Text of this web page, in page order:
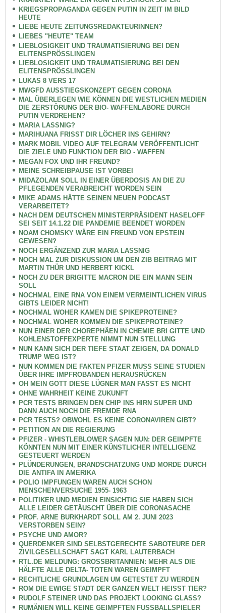
KRIEGSPROPAGANDA GEGEN PUTIN IN ZEIT IM BILD
HEUTE
LIEBE HEUTE ZEITUNGSREDAKTEURINNEN?
LIEBES "HEUTE" TEAM
LIEBLOSIGKEIT UND TRAUMATISIERUNG BEI DEN
ELITENSPRÖSSLINGEN
LIEBLOSIGKEIT UND TRAUMATISIERUNG BEI DEN
ELITENSPRÖSSLINGEN
LUKAS 8 VERS 17
MWGFD AUSSTIEGSKONZEPT GEGEN CORONA
MAL ÜBERLEGEN WIE KÖNNEN DIE WESTLICHEN MEDIEN
DIE ZERSTÖRUNG DER BIO- WAFFENLABORE DURCH
PUTIN VERDREHEN?
MARIA LASSNIG?
MARIHUANA FRISST DIR LÖCHER INS GEHIRN?
MARK MOBIL VIDEO AUF TELEGRAM VERÖFFENTLICHT
DIE ZIELE UND FUNKTION DER BIO - WAFFEN
MEGAN FOX UND IHR FREUND?
MEINE SCHREIBPAUSE IST VORBEI
MIDAZOLAM SOLL IN EINER ÜBERDOSIS AN DIE ZU
PFLEGENDEN VERABREICHT WORDEN SEIN
MIKE ADAMS HÄTTE SEINEN NEUEN PODCAST
VERARBEITET?
NACH DEM DEUTSCHEN MINISTERPRÄSIDENT HASELOFF
SEI SEIT 14.1.22 DIE PANDEMIE BEENDET WORDEN
NOAM CHOMSKY WÄRE EIN FREUND VON EPSTEIN
GEWESEN?
NOCH ERGÄNZEND ZUR MARIA LASSNIG
NOCH MAL ZUR DISKUSSION UM DEN ZIB BEITRAG MIT
MARTIN THÜR UND HERBERT KICKL
NOCH ZU DER BRIGITTE MACRON DIE EIN MANN SEIN
SOLL
NOCHMAL EINE RNA VON EINEM VERMEINTLICHEN VIRUS
GIBTS LEIDER NICHT!
NOCHMAL WOHER KAMEN DIE SPIKEPROTEINE?
NOCHMAL WOHER KOMMEN DIE SPIKEPROTEINE?
NUN EINER DER CHOREPHÄEN IN CHEMIE BRI GITTE UND
KOHLENSTOFFEXPERTE NIMMT NUN STELLUNG
NUN KANN SICH DER TIEFE STAAT ZEIGEN, DA DONALD
TRUMP WEG IST?
NUN KOMMEN DIE FAKTEN PFIZER MUSS SEINE STUDIEN
ÜBER IHRE IMPFROBANDEN HERAUSRÜCKEN
OH MEIN GOTT DIESE LÜGNER MAN FASST ES NICHT
OHNE WAHRHEIT KEINE ZUKUNFT
PCR TESTS BRINGEN DEN CHIP INS HIRN SUPER UND
DANN AUCH NOCH DIE FREMDE RNA
PCR TESTS? OBWOHL ES KEINE CORONAVIREN GIBT?
PETITION AN DIE REGIERUNG
PFIZER - WHISTLEBLOWER SAGEN NUN: DER GEIMPFTE
KÖNNTEN NUN MIT EINER KÜNSTLICHER INTELLIGENZ
GESTEUERT WERDEN
PLÜNDERUNGEN, BRANDSCHATZUNG UND MORDE DURCH
DIE ANTIFA IN AMERIKA
POLIO IMPFUNGEN WAREN AUCH SCHON
MENSCHENVERSUCHE 1955- 1963
POLITIKER UND MEDIEN EINSICHTIG SIE HABEN SICH
ALLE LEIDER GETÄUSCHT ÜBER DIE CORONASACHE
PROF. ARNE BURKHARDT SOLL AM 2. JUNI 2023
VERSTORBEN SEIN?
PSYCHE UND AMOR?
QUERDENKER SIND SELBSTGERECHTE SABOTEURE DER
ZIVILGESELLSCHAFT SAGT KARL LAUTERBACH
RTL.DE MELDUNG: GROSSBRITANNIEN: MEHR ALS DIE
HÄLFTE ALLE DELTA- TOTEN WAREN GEIMPFT
RECHTLICHE GRUNDLAGEN UM GETESTET ZU WERDEN
ROM DIE EWIGE STADT DER GANZEN WELT HEISST TIER?
RUDOLF STEINER UND DAS PROJEKT LOOKING GLASS?
RUMÄNIEN WILL KEINE GEIMPFTEN FUSSBALLSPIELER